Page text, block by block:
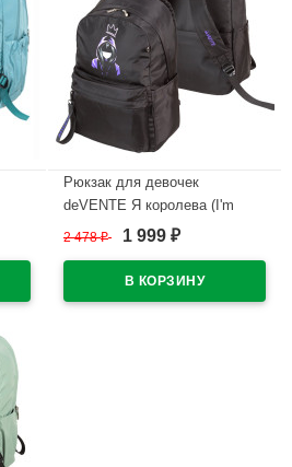
Рюкзак для девочек
deVENTE Я королева (I'm
Queen) 42x31x20 см
2 478₽ 1 999 ₽